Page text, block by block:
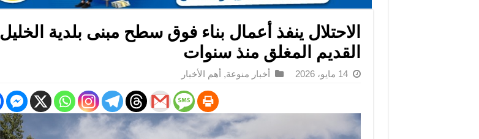
الاحتلال ينفذ أعمال بناء فوق سطح مبنى بلدية الخليل
القديم المغلق منذ سنوات
14 مايو، 2026 أخبار منوعة, أهم الأخبار